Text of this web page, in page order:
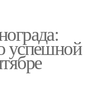
успешной